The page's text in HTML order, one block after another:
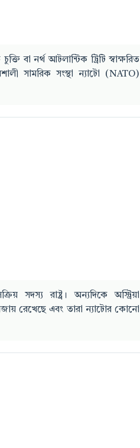
বা নর্থ আটলান্টিক ট্রিটি স্বাক্ষরিত
সামরিক সংস্থা ন্যাটো (NATO)
সদস্য রাষ্ট্র। অন্যদিকে অস্ট্রিয়া
রেখেছে এবং তারা ন্যাটোর কোনো